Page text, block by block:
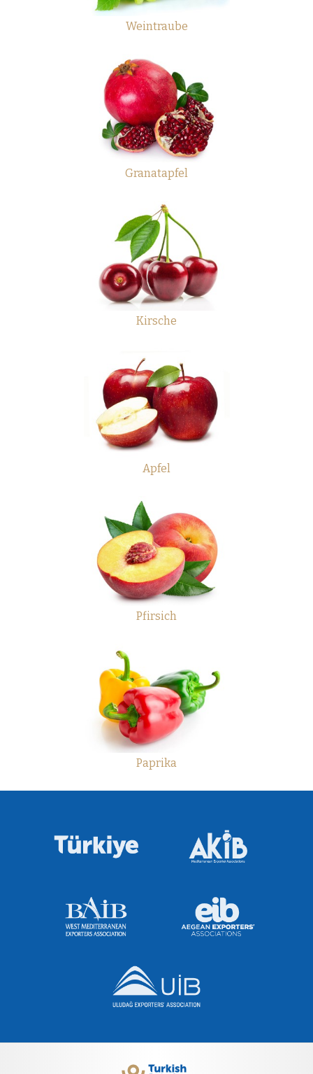
Weintraube
Granatapfel
Kirsche
Apfel
Pfirsich
Paprika